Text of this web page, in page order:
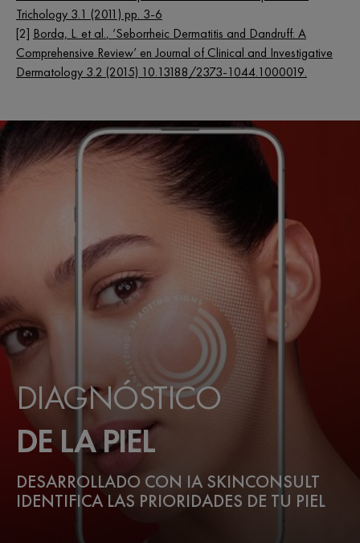
Trichology 3.1 (2011) pp. 3-6
[2] Borda, L. et al., ‘Seborrheic Dermatitis and Dandruff: A
Comprehensive Review’ en Journal of Clinical and Investigative
Dermatology 3.2 (2015) 10.13188/2373-1044.1000019.
DIAGNÓSTICO
DE LA PIEL
DESARROLLADO CON IA SKINCONSULT
IDENTIFICA LAS PRIORIDADES DE TU PIEL